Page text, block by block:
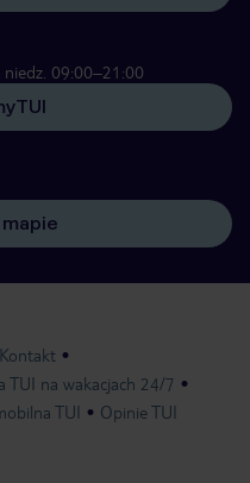
09:00–21:00
Kontakt
TUI na wakacjach 24/7
TUI Opinie TUI